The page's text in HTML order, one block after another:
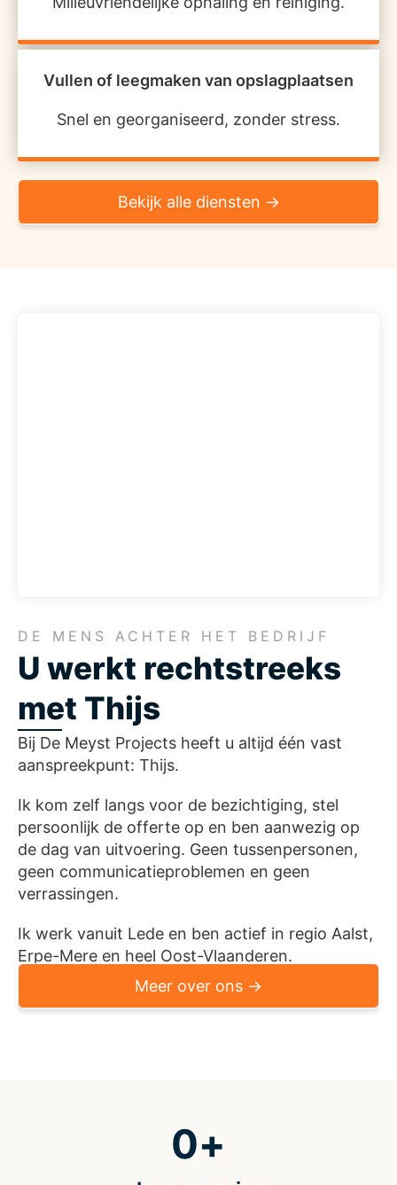
Vullen of leegmaken van opslagplaatsen
Snel en georganiseerd, zonder stress.
Bekijk alle diensten →
DE MENS ACHTER HET BEDRIJF
U werkt rechtstreeks
met Thijs
Bij De Meyst Projects heeft u altijd één vast
aanspreekpunt: Thijs.
Ik kom zelf langs voor de bezichtiging, stel
persoonlijk de offerte op en ben aanwezig op
de dag van uitvoering. Geen tussenpersonen,
geen communicatieproblemen en geen
verrassingen.
Ik werk vanuit Lede en ben actief in regio Aalst,
Erpe-Mere en heel Oost-Vlaanderen.
Meer over ons →
0+